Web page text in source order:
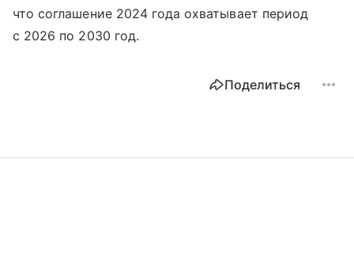
что соглашение 2024 года охватывает период
с 2026 по 2030 год.
Поделиться